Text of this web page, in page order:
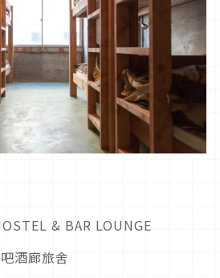
& BAR LOUNGE
酒廊旅舍